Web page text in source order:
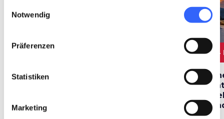
Zustimmung.
Notwendig
Präferenzen
Statistiken
Marketing
Wochenende in den
4 Tage Skifahren in